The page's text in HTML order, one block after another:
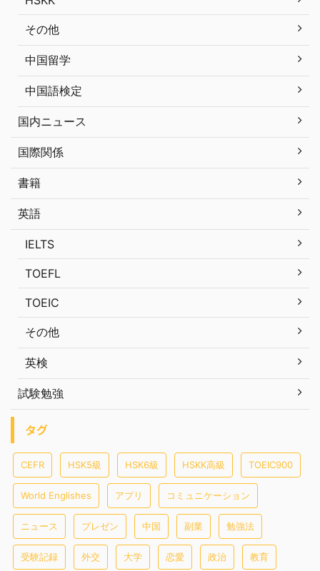
その他
中国留学
中国語検定
国内ニュース
国際関係
書籍
英語
IELTS
TOEFL
TOEIC
その他
英検
試験勉強
タグ
CEFR HSK5級 HSK6級 HSKK高級 TOEIC900
World Englishes アプリ コミュニケーション
ニュース プレゼン 中国 副業 勉強法
受験記録 外交 大学 恋愛 政治 教育